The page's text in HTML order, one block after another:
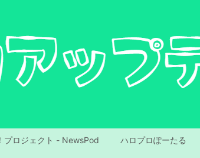
プロジェクト - NewsPod ハロプロぽーたる